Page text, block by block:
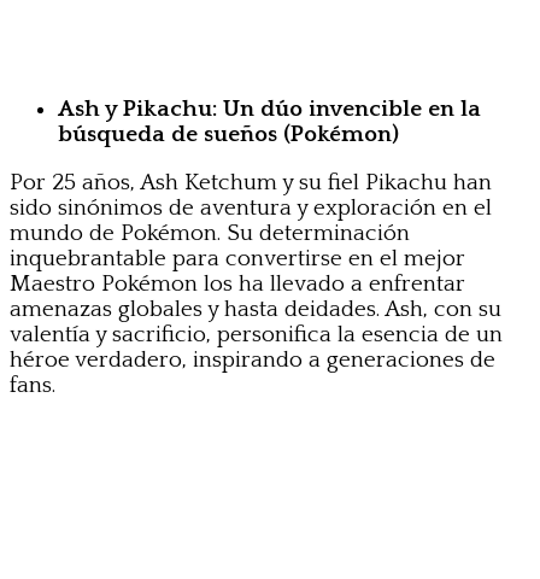
Ash y Pikachu: Un dúo invencible en la
búsqueda de sueños (Pokémon)
Por 25 años, Ash Ketchum y su fiel Pikachu han
sido sinónimos de aventura y exploración en el
mundo de Pokémon. Su determinación
inquebrantable para convertirse en el mejor
Maestro Pokémon los ha llevado a enfrentar
amenazas globales y hasta deidades. Ash, con su
valentía y sacrificio, personifica la esencia de un
héroe verdadero, inspirando a generaciones de
fans.